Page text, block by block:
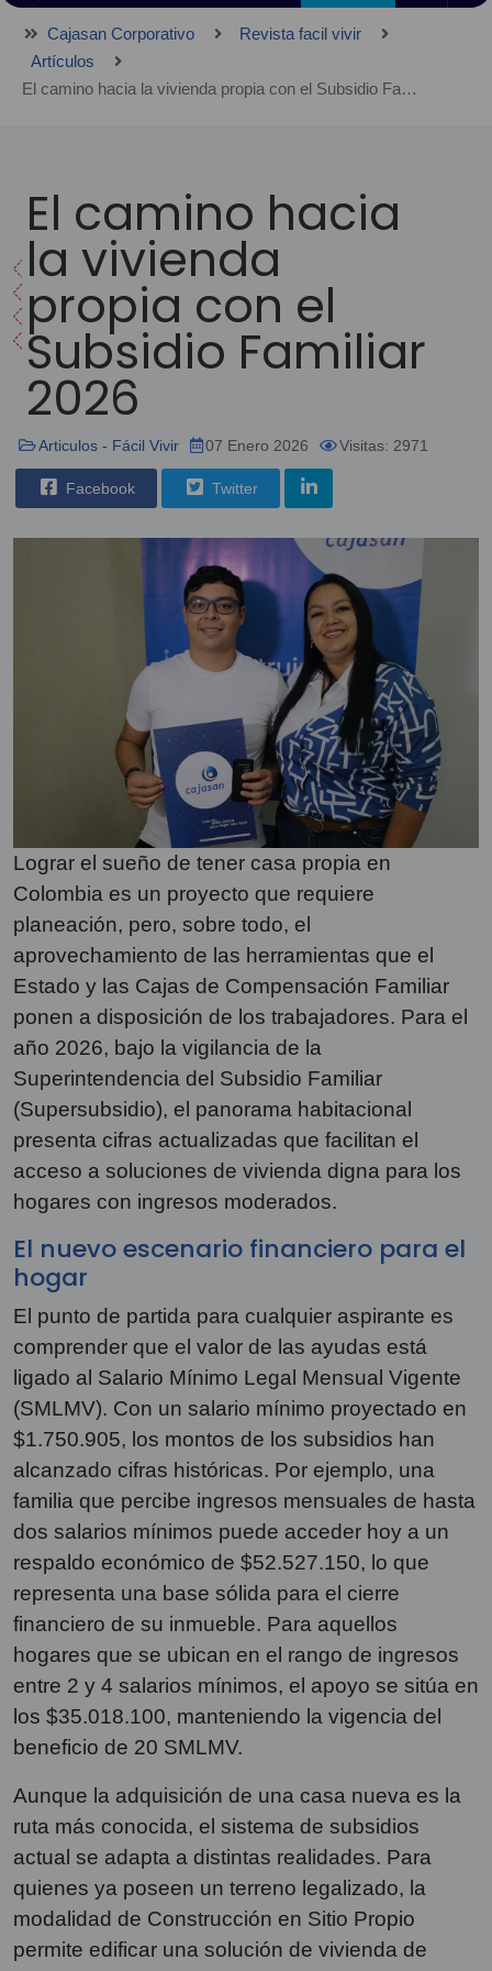
Cajasan Corporativo
Revista facil vivir
Artículos
El camino hacia la vivienda propia con el Subsidio Familiar 2026
El camino hacia
la vivienda
propia con el
Subsidio Familiar
2026
Articulos - Fácil Vivir 07 Enero 2026 Visitas: 2971
Facebook Twitter
Lograr el sueño de tener casa propia en
Colombia es un proyecto que requiere
planeación, pero, sobre todo, el
aprovechamiento de las herramientas que el
Estado y las Cajas de Compensación Familiar
ponen a disposición de los trabajadores. Para el
año 2026, bajo la vigilancia de la
Superintendencia del Subsidio Familiar
(Supersubsidio), el panorama habitacional
presenta cifras actualizadas que facilitan el
acceso a soluciones de vivienda digna para los
hogares con ingresos moderados.
El nuevo escenario financiero para el
hogar
El punto de partida para cualquier aspirante es
comprender que el valor de las ayudas está
ligado al Salario Mínimo Legal Mensual Vigente
(SMLMV). Con un salario mínimo proyectado en
$1.750.905, los montos de los subsidios han
alcanzado cifras históricas. Por ejemplo, una
familia que percibe ingresos mensuales de hasta
dos salarios mínimos puede acceder hoy a un
respaldo económico de $52.527.150, lo que
representa una base sólida para el cierre
financiero de su inmueble. Para aquellos
hogares que se ubican en el rango de ingresos
entre 2 y 4 salarios mínimos, el apoyo se sitúa en
los $35.018.100, manteniendo la vigencia del
beneficio de 20 SMLMV.
Aunque la adquisición de una casa nueva es la
ruta más conocida, el sistema de subsidios
actual se adapta a distintas realidades. Para
quienes ya poseen un terreno legalizado, la
modalidad de Construcción en Sitio Propio
permite edificar una solución de vivienda de